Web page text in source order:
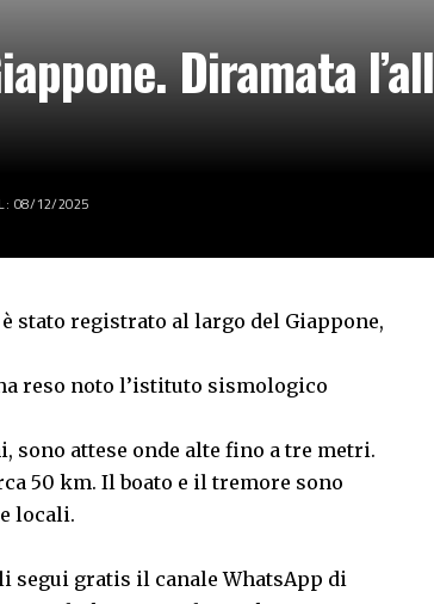
Diramata
08/12/2025
stato registrato al largo del Giappone,
reso noto l’istituto sismologico
sono attese onde alte fino a tre metri.
50 km. Il boato e il tremore sono
locali.
segui gratis il canale WhatsApp di